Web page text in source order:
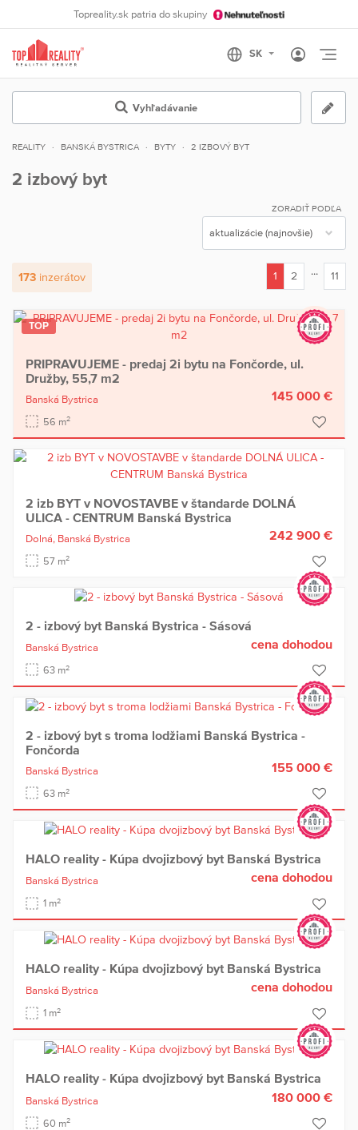
Topreality.sk patria do skupiny
Vyhľadávanie
REALITY BANSKÁ BYSTRICA BYTY 2 IZBOVÝ BYT
2 izbový byt
ZORADIŤ PODĽA
173 inzerátov
1
2 ... 11
TOP
PRIPRAVUJEME - predaj 2i bytu na Fončorde, ul.
Družby, 55,7 m2
Banská Bystrica
56 m2
145 000 €
2 izb BYT v NOVOSTAVBE v štandarde DOLNÁ
ULICA - CENTRUM Banská Bystrica
Dolná, Banská Bystrica
57 m2
242 900 €
2 - izbový byt Banská Bystrica - Sásová
Banská Bystrica
63 m2
cena dohodou
2 - izbový byt s troma lodžiami Banská Bystrica -
Fončorda
Banská Bystrica
63 m2
155 000 €
HALO reality - Kúpa dvojizbový byt Banská Bystrica
Banská Bystrica
1 m2
cena dohodou
HALO reality - Kúpa dvojizbový byt Banská Bystrica
Banská Bystrica
1 m2
cena dohodou
HALO reality - Kúpa dvojizbový byt Banská Bystrica
Banská Bystrica
60 m2
180 000 €